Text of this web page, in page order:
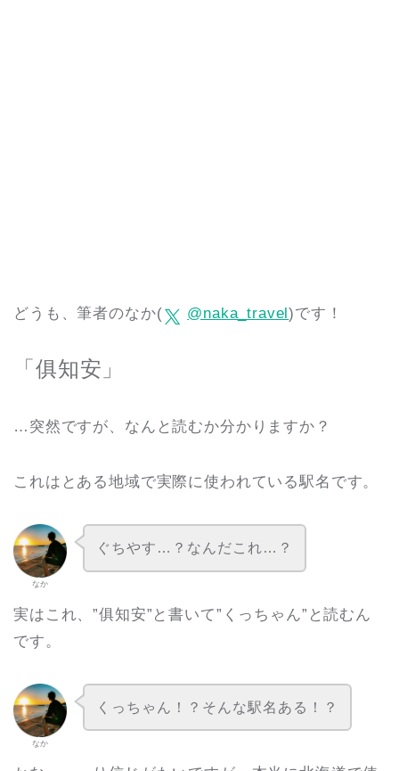
どうも、筆者のなか( @naka_travel)です！
「俱知安」
…突然ですが、なんと読むか分かりますか？
これはとある地域で実際に使われている駅名です。
なか
ぐちやす…？なんだこれ…？
実はこれ、”俱知安”と書いて”くっちゃん”と読むん
です。
なか
くっちゃん！？そんな駅名ある！？